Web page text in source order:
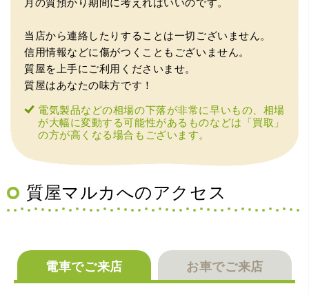
いう不安が最初は有りましたが、面倒な営業トークも一切
（兵庫県宝塚市）預かって頂くときに持っていた方の宝石
も見て頂く事が出き、購入した商品の価値をいろいろ教え
何かあった時にはこちらでお願いしたいと思いました。
当店から連絡したりすることは一切ございません。
信用情報などに傷がつくこともございません。
質屋を上手にご利用くださいませ。
質屋はあなたの味方です！
電気製品などの相場の下落が非常に早いもの、相場
が大幅に変動する可能性があるものなどは「買取」
の方が高くなる場合もございます。
質屋マルカへのアクセス
電車でご来店 お車でご来店